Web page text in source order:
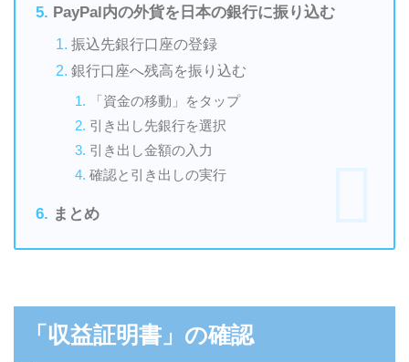
PayPal内の外貨を日本の銀行に振り込む
振込先銀行口座の登録
銀行口座へ残高を振り込む
「資金の移動」をタップ
引き出し先銀行を選択
引き出し金額の入力
確認と引き出しの実行
まとめ
「収益証明書」の確認